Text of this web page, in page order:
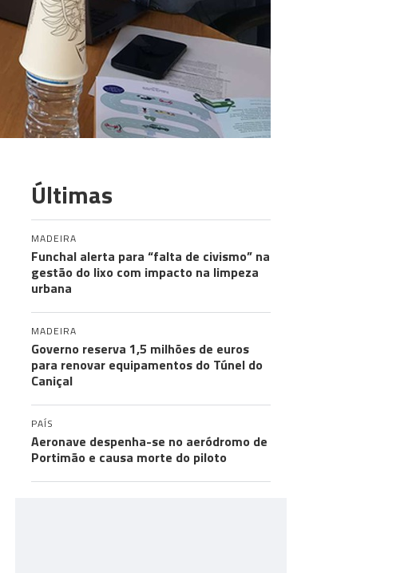
Últimas
MADEIRA
Funchal alerta para “falta de civismo” na
gestão do lixo com impacto na limpeza
urbana
MADEIRA
Governo reserva 1,5 milhões de euros
para renovar equipamentos do Túnel do
Caniçal
PAÍS
Aeronave despenha-se no aeródromo de
Portimão e causa morte do piloto